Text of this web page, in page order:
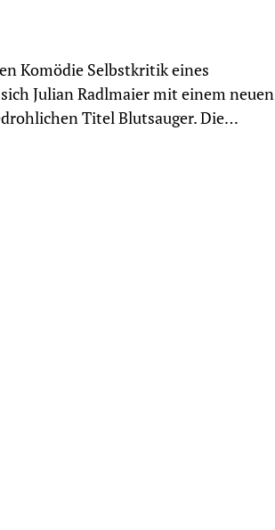
Komödie Selbstkritik eines
Julian Radlmaier mit einem neuen
Titel Blutsauger. Die…